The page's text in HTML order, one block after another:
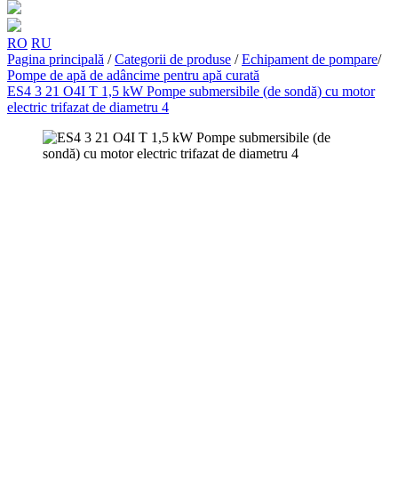
RO RU
Pagina principală / Categorii de produse / Echipament de pompare/
Pompe de apă de adâncime pentru apă curată
ES4 3 21 O4I T 1,5 kW Pompe submersibile (de sondă) cu motor
electric trifazat de diametru 4